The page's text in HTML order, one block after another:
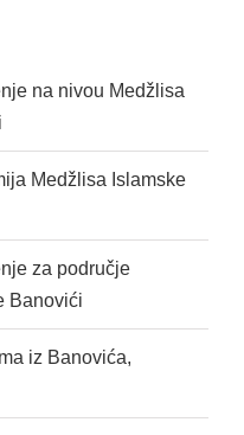
na nivou Medžlisa
Medžlisa Islamske
za područje
Banovići
iz Banovića,